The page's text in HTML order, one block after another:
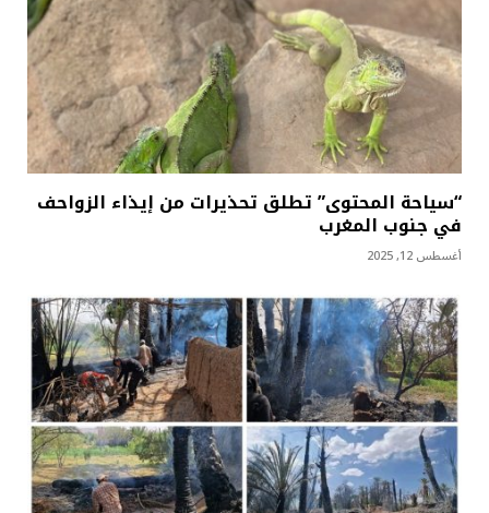
“سياحة المحتوى” تطلق تحذيرات من إيذاء الزواحف
في جنوب المغرب
أغسطس 12, 2025